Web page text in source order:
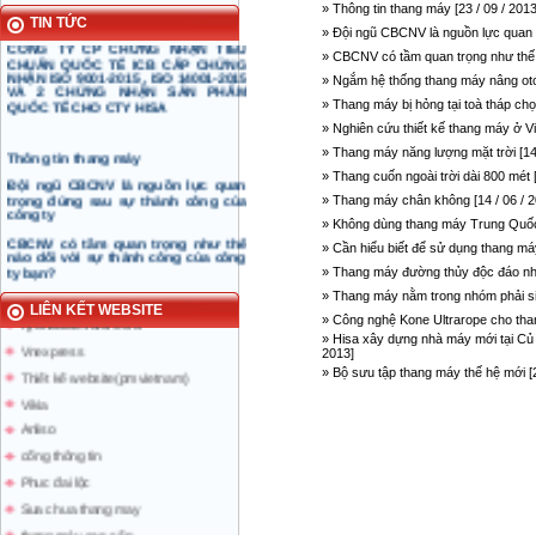
TIN TỨC
CÔNG TY CP CHỨNG NHẬN TIÊU
CHUẨN QUỐC TẾ ICB CẤP CHỨNG
NHẬN ISO 9001-2015 , ISO 14001-2015
VÀ 2 CHỨNG NHẬN SẢN PHẨM
QUỐC TẾ CHO CTY HISA
Đội ngũ CBCNV là nguồn lực quan
trọng đứng sau sự thành công của
công ty
CBCNV có tầm quan trọng như thế
nào dối với sự thành công của công
ty bạn?
Ngắm hệ thống thang máy nâng oto
của Volkswagen
Thang máy bị hỏng tại toà tháp chọc
trời
Thang máy chân không
Thang máy năng lượng mặt trời
LIÊN KẾT WEBSITE
Thang máy Taiyo
tin tuc thang may
doiduong-hotel
mazak.com.vn
ALT
hyundaielevator.co.kr
Anliso
cổng thông tin
Phuc đai lộc
Sua chua thang may
thang máy cao cấp
» Thông tin thang máy [23 / 09 /
» Đội ngũ CBCNV là nguồn lực
» CBCNV có tầm quan trọng như
» Ngắm hệ thống thang máy nâng
» Thang máy bị hỏng tại toà tháp
» Nghiên cứu thiết kế thang máy ở
» Thang máy năng lượng mặt trời
» Thang cuốn ngoài trời dài 800 mét
» Thang máy chân không [14 / 06 /
» Không dùng thang máy Trung
» Cần hiểu biết để sử dụng thang
» Thang máy đường thủy độc đáo
» Thang máy nằm trong nhóm phải
» Công nghệ Kone Ultrarope cho
» Hisa xây dựng nhà máy mới tại
2013]
» Bộ sưu tập thang máy thế hệ mới